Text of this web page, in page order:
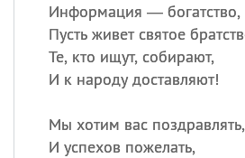
Информация — богатство,
Пусть живет святое
Те, кто ищут, собирают,
И к народу доставляют!
Мы хотим вас поздравлять,
И успехов пожелать,